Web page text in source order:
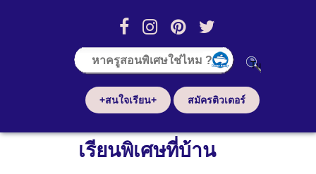
+สนใจเรียน+ สมัครติวเตอร์
เรียนพิเศษที่บ้าน